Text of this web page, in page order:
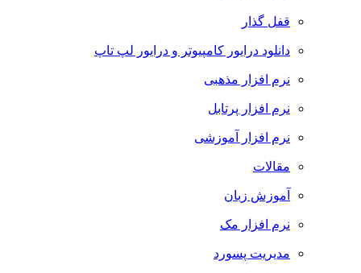
قفل گذار
دانلود درایور کامپیوتر و درایور لپ تاپ
نرم افزار مذهبی
نرم افزار پرتابل
نرم افزار آموزشی
مقالات
آموزش زبان
نرم افزار مک
مدیریت پسورد